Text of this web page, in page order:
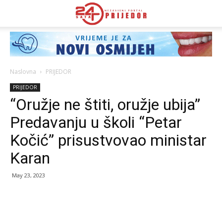
Naslovna PRIJEDOR
PRIJEDOR
“Oružje ne štiti, oružje ubija”
Predavanju u školi “Petar
Kočić” prisustvovao ministar
Karan
May 23, 2023